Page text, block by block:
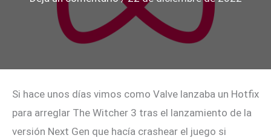
Si hace unos días vimos como Valve lanzaba un Hotfix
para arreglar The Witcher 3 tras el lanzamiento de la
versión Next Gen que hacía crashear el juego si